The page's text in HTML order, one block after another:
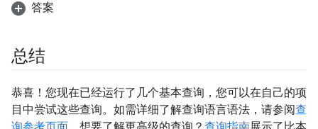
答案
总结
恭喜！您现在已经运行了几个基本查询，您可以在自己的项
目中尝试这些查询。如需详细了解查询语言语法，请参阅查